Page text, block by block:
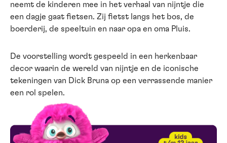
neemt de kinderen mee in het verhaal van nijntje die
een dagje gaat fietsen. Zij fietst langs het bos, de
boerderij, de speeltuin en naar opa en oma Pluis.
De voorstelling wordt gespeeld in een herkenbaar
decor waarin de wereld van nijntje en de iconische
tekeningen van Dick Bruna op een verrassende manier
een rol spelen.